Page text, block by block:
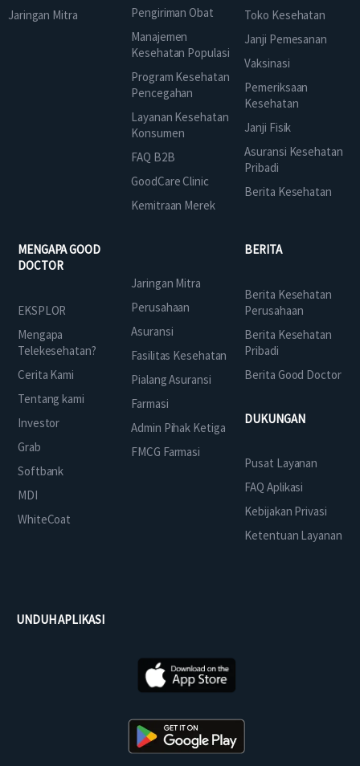
Jaringan Mitra
Pengiriman Obat
Manajemen
Kesehatan Populasi
Program Kesehatan
Pencegahan
Layanan Kesehatan
Konsumen
FAQ B2B
GoodCare Clinic
Kemitraan Merek
Toko Kesehatan
Janji Pemesanan
Vaksinasi
Pemeriksaan
Kesehatan
Janji Fisik
Asuransi Kesehatan
Pribadi
Berita Kesehatan
MENGAPA GOOD
DOCTOR
EKSPLOR
Mengapa
Telekesehatan?
Cerita Kami
Tentang kami
Investor
Grab
Softbank
MDI
WhiteCoat
Jaringan Mitra
Perusahaan
Asuransi
Fasilitas Kesehatan
Pialang Asuransi
Farmasi
Admin Pihak Ketiga
FMCG Farmasi
BERITA
Berita Kesehatan
Perusahaan
Berita Kesehatan
Pribadi
Berita Good Doctor
DUKUNGAN
Pusat Layanan
FAQ Aplikasi
Kebijakan Privasi
Ketentuan Layanan
UNDUH APLIKASI